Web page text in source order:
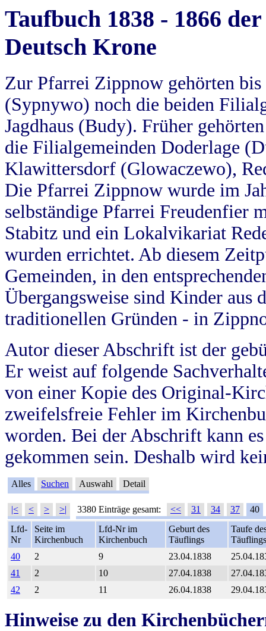
Taufbuch 1838 - 1866
Deutsch Krone
Zur Pfarrei Zippnow gehörten
(Sypnywo) noch die beiden
Jagdhaus (Budy). Früher
die Filialgemeinden Doderlage
Klawittersdorf (Glowaczewo),
Die Pfarrei Zippnow wurde im
selbständige Pfarrei Freudenfier
Stabitz und ein Lokalvikariat
wurden errichtet. Ab diesem
Gemeinden, in den
Übergangsweise sind Kinder aus
traditionellen Gründen - in
Autor dieser Abschrift ist der
Er weist auf folgende
von einer Kopie des Original-
zweifelsfreie Fehler im
worden. Bei der Abschrift kann
gekommen sein. Deshalb wird
Alles Suchen Auswahl Detail
|< < > >| 3380 Einträge gesamt: << 31 34 37
40
Lfd-
Nr
Seite im
Kirchenbuch
Lfd-Nr im
Kirchenbuch
Geburt des
Täuflings
Taufe
Täuflings
40
2 9 23.04.1838
41
2 10 27.04.1838
42
2 11 26.04.1838
Hinweise zu den